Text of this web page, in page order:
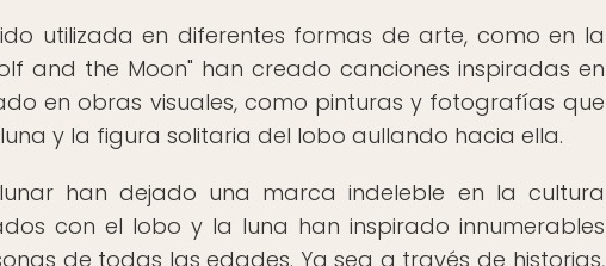
utilizada en diferentes formas de arte, como en la
and the Moon" han creado canciones inspiradas en
en obras visuales, como pinturas y fotografías que
y la figura solitaria del lobo aullando hacia ella.
han dejado una marca indeleble en la cultura
con el lobo y la luna han inspirado innumerables
de todas las edades. Ya sea a través de historias,